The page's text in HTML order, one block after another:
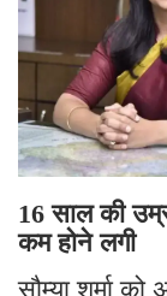
16 साल की
कम होने लगी
सौम्या शर्मा